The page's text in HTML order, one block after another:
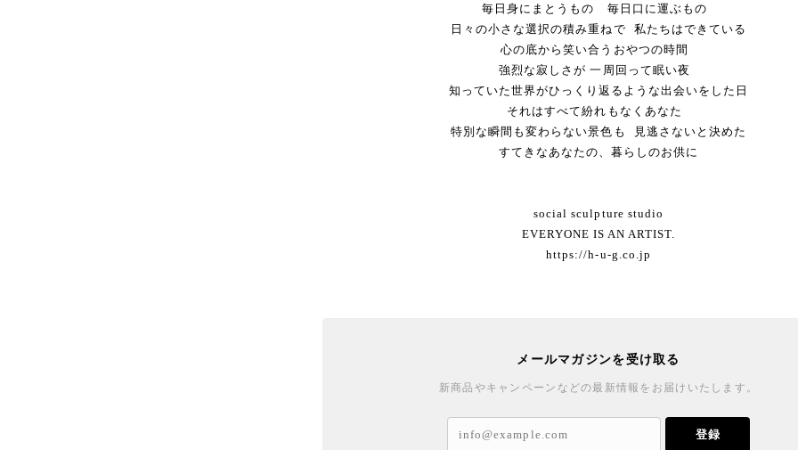
毎日身にまとうもの 毎日口に運ぶもの
日々の小さな選択の積み重ねで 私たちはできている
心の底から笑い合うおやつの時間
強烈な寂しさが 一周回って眠い夜
知っていた世界がひっくり返るような出会いをした日
それはすべて紛れもなくあなた
特別な瞬間も変わらない景色も 見逃さないと決めた
すてきなあなたの、暮らしのお供に
social sculpture studio
EVERYONE IS AN ARTIST.
https://h-u-g.co.jp
メールマガジンを受け取る
新商品やキャンペーンなどの最新情報をお届けいたします。
登録